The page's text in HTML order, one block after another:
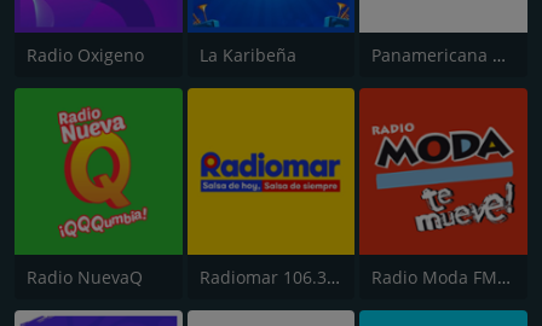
Radio Oxigeno La Karibeña Panamericana Radio
Radio NuevaQ Radiomar 106.3 FM Radio Moda FM 97.3